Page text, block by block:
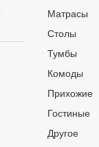
Матрасы
Столы
Тумбы
Комоды
Прихожие
Гостиные
Другое